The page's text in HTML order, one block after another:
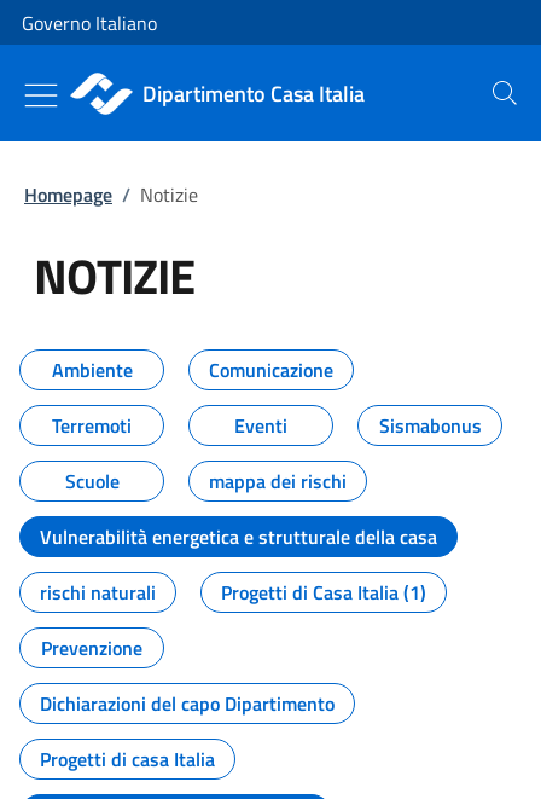
Vai al contenuto
Vai alla navigazione del sito
Governo Italiano
Dipartimento Casa Italia Cerca
Homepage / Notizie
NOTIZIE
Tutti i contenuti della pagina
Ambiente
Comunicazione
Terremoti
Eventi
Sismabonus
Scuole
mappa dei rischi
Vulnerabilità energetica e strutturale della casa
rischi naturali
Progetti di Casa Italia (1)
Prevenzione
Dichiarazioni del capo Dipartimento
Progetti di casa Italia